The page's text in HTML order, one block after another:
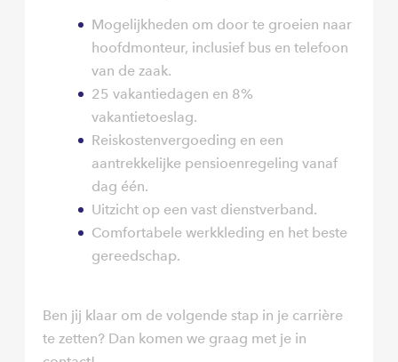
Mogelijkheden om door te groeien naar
hoofdmonteur, inclusief bus en telefoon
van de zaak.
25 vakantiedagen en 8%
vakantietoeslag.
Reiskostenvergoeding en een
aantrekkelijke pensioenregeling vanaf
dag één.
Uitzicht op een vast dienstverband.
Comfortabele werkkleding en het beste
gereedschap.
Ben jij klaar om de volgende stap in je carrière
te zetten? Dan komen we graag met je in